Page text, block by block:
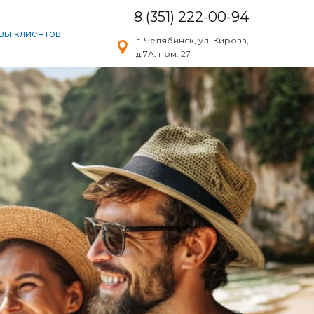
клиентов
8 (351) 222-00-94
г. Челябинск, ул. Кирова,
д.7А, пом. 27